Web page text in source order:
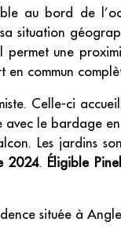
au bord de
situation
permet une
en commun
Celle-ci
avec le bardage
Les jardins
2024. Éligible Pinel
située à